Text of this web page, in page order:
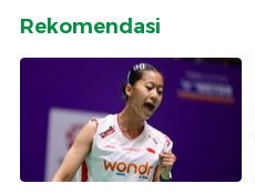
Rekomendasi